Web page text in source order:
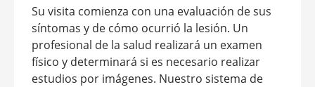
Su visita comienza con una evaluación de sus
síntomas y de cómo ocurrió la lesión. Un
profesional de la salud realizará un examen
físico y determinará si es necesario realizar
estudios por imágenes. Nuestro sistema de